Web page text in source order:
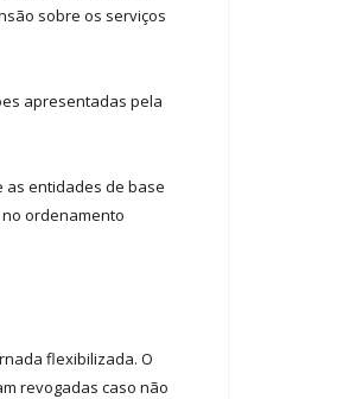
sobre os serviços
apresentadas pela
as entidades de base
no ordenamento
flexibilizada. O
revogadas caso não